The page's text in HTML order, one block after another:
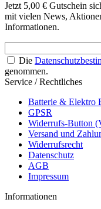
Jetzt 5,00 € Gutschein
mit vielen News,
Informationen.
Die
genommen.
Service / Rechtliches
Batterie & Elektro
GPSR
Widerrufs-Button
Versand und
Widerrufsrecht
Datenschutz
AGB
Impressum
Informationen